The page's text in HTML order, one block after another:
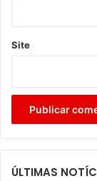
Site
ÚLTIMAS